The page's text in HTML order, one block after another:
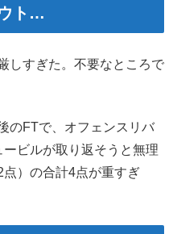
ト…
しすぎた。不要なところで
のFTで、オフェンスリバ
ビルが取り返そうと無理
）の合計4点が重すぎ